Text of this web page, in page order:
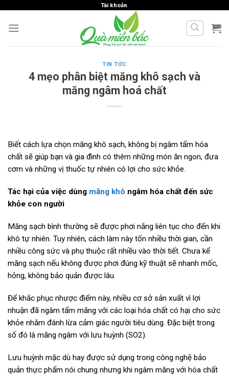
content
Tài khoản
TIN TỨC
4 mẹo phân biệt măng khô sạch và
măng ngâm hoá chất
Biết cách lựa chọn măng khô sạch, không bị ngâm tẩm hóa
chất sẽ giúp bạn và gia đình có thêm những món ăn ngon, đưa
cơm và những vị thuốc tự nhiên có lợi cho sức khỏe.
Tác hại của việc dùng măng khô ngâm hóa chất đến sức
khỏe con người
Măng sạch bình thường sẽ được phơi nắng liên tục cho đến khi
khô tự nhiên. Tuy nhiên, cách làm này tốn nhiều thời gian, cần
nhiều công sức và phụ thuộc rất nhiều vào thời tiết. Chưa kể
măng sạch nếu không được phơi đúng kỹ thuật sẽ nhanh mốc,
hỏng, không bảo quản được lâu.
Để khắc phục nhược điểm này, nhiều cơ sở sản xuất vì lợi
nhuận đã ngâm tẩm măng với các loại hóa chất có hại cho sức
khỏe nhằm đánh lừa cảm giác người tiêu dùng. Đặc biệt trong
số đó là măng ngâm với lưu huỳnh (SO2).
Lưu huỳnh mặc dù hay được sử dụng trong công nghệ bảo
quản thực phẩm nói chung nhưng khi ngâm măng với hóa chất